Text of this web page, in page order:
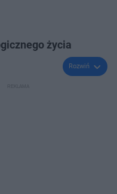
życia
Rozwiń